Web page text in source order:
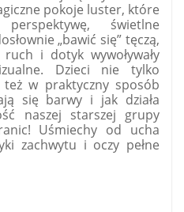
pokoje luster, które
perspektywę, świetlne
„bawić się” tęczą,
i dotyk wywoływały
Dzieci nie tylko
w praktyczny sposób
się barwy i jak działa
naszej starszej grupy
Uśmiechy od ucha
zachwytu i oczy pełne